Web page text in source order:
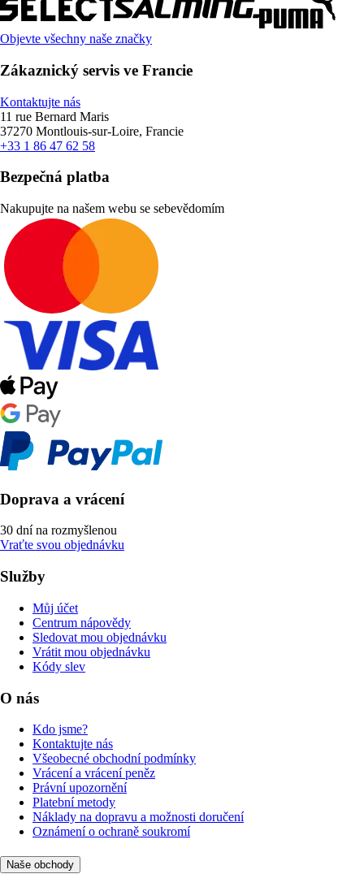
Objevte všechny naše značky
Zákaznický servis ve Francie
Kontaktujte nás
11 rue Bernard Maris
37270 Montlouis-sur-Loire, Francie
+33 1 86 47 62 58
Bezpečná platba
Nakupujte na našem webu se sebevědomím
Doprava a vrácení
30 dní na rozmyšlenou
Vraťte svou objednávku
Služby
Můj účet
Centrum nápovědy
Sledovat mou objednávku
Vrátit mou objednávku
Kódy slev
O nás
Kdo jsme?
Kontaktujte nás
Všeobecné obchodní podmínky
Vrácení a vrácení peněz
Právní upozornění
Platební metody
Náklady na dopravu a možnosti doručení
Oznámení o ochraně soukromí
Naše obchody